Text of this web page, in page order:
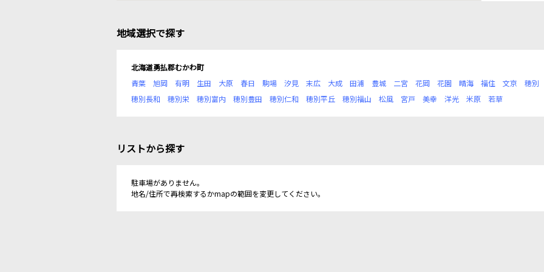
地域選択で探す
北海道勇払郡むかわ町
青葉
旭岡 有明 生田 大原 春日 駒場 汐見 末広 大成 田浦 豊城 二宮 花岡 花園 晴海 福住 文京 穂別
穂別長和
穂別栄 穂別富内 穂別豊田 穂別仁和 穂別平丘 穂別福山 松風 宮戸 美幸 洋光 米原 若草
リストから探す
駐車場がありません。
地名/住所で再検索するかmapの範囲を変更してください。